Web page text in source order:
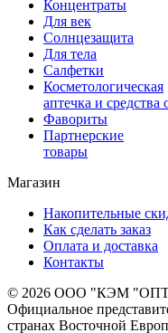
Концентраты
Для век
Солнцезащита
Для тела
Салфетки
Косметологическая
аптечка и
Фавориты
Партнерские
товары
Магазин
Накопительные
Как сделать заказ
Оплата и доставка
Контакты
© 2026 ООО "КЭМ
Официальное
странах Восточной